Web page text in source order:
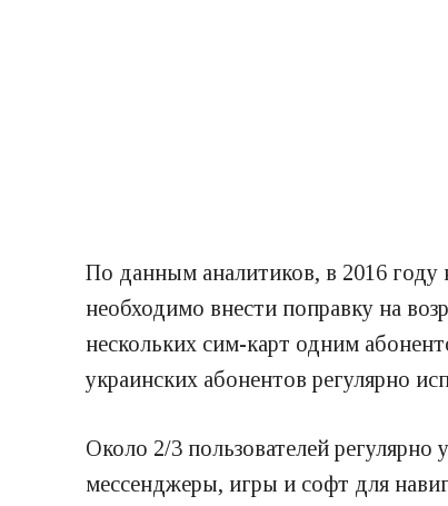
По данным аналитиков, в 2016 году
необходимо внести поправку на
нескольких сим-карт одним
украинских абонентов регулярно
Около 2/3 пользователей
мессенджеры, игры и софт для